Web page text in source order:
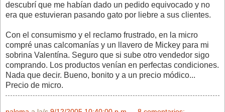
descubrí que me habían dado un pedido equivocado y no
era que estuvieran pasando gato por liebre a sus clientes.
Con el consumismo y el reclamo frustrado, en la micro
compré unas calcomanías y un llavero de Mickey para mi
sobrina Valentína. Seguro que si sube otro vendedor sigo
comprando. Los productos venían en perfectas condiciones.
Nada que decir. Bueno, bonito y a un precio módico...
Precio de micro.